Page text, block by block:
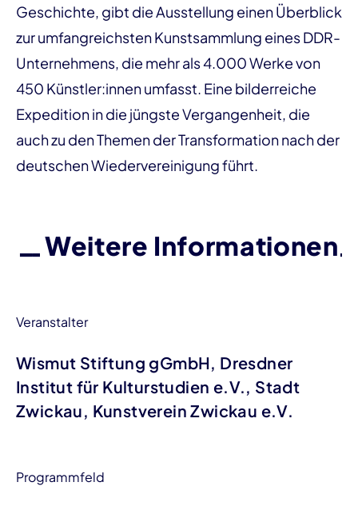
Geschichte, gibt die Ausstellung einen Überblick
zur umfangreichsten Kunstsammlung eines DDR-
Unternehmens, die mehr als 4.000 Werke von
450 Künst­ler:in­nen umfasst. Eine bilderreiche
Expedition in die jüngste Vergangenheit, die
auch zu den Themen der Transformation nach der
deutschen Wiedervereinigung führt.
Weitere Informationen
Veranstalter
Wismut Stiftung gGmbH, Dresdner
Institut für Kulturstudien e.V., Stadt
Zwickau, Kunstverein Zwickau e.V.
Programmfeld